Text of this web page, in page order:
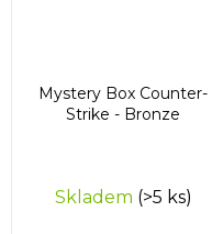
Mystery Box Counter-
Strike - Bronze
Skladem (>5 ks)